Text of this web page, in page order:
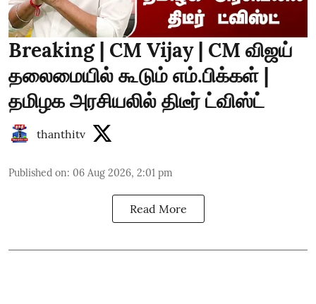
Breaking | CM Vijay | CM விஜய்
தலைமையில் கூடும் எம்.பிக்கள் |
தமிழக அரசியலில் திடீர் ட்விஸ்ட்
thanthitv
Published on: 06 Aug 2026, 2:01 pm
Read More